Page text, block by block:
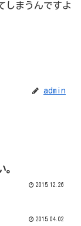
しまうんですよ
admin
2015.12.26
2015.04.02